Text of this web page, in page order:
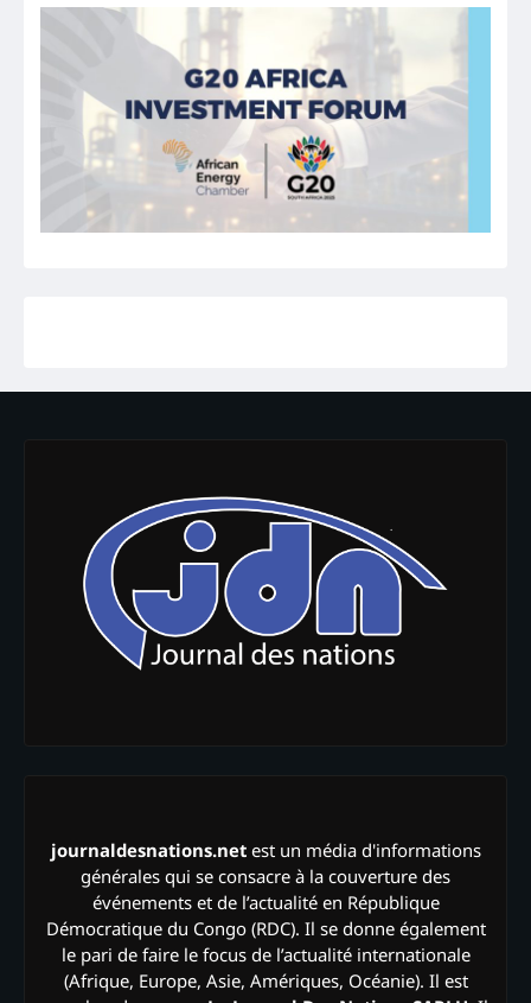
journaldesnations.netest un média d'informations
générales qui se consacre à la couverture des
événements et de l’actualité en République
Démocratique du Congo (RDC). Il se donne également
le pari de faire le focus de l’actualité internationale
(Afrique, Europe, Asie, Amériques, Océanie). Il est